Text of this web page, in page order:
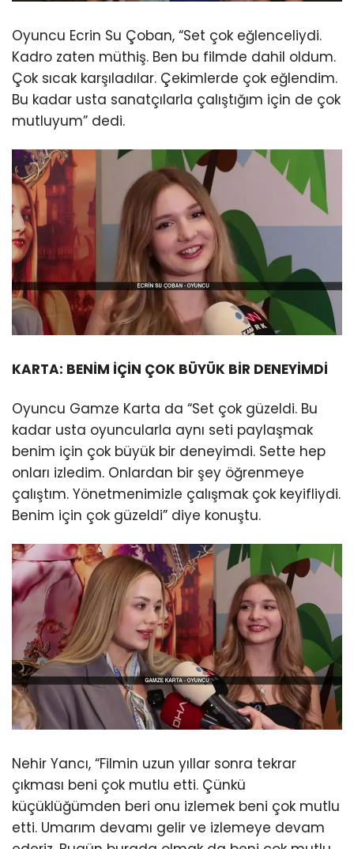
Oyuncu Ecrin Su Çoban, “Set çok eğlenceliydi.
Kadro zaten müthiş. Ben bu filmde dahil oldum.
Çok sıcak karşıladılar. Çekimlerde çok eğlendim.
Bu kadar usta sanatçılarla çalıştığım için de çok
mutluyum” dedi.
KARTA: BENİM İÇİN ÇOK BÜYÜK BİR DENEYİMDİ
Oyuncu Gamze Karta da “Set çok güzeldi. Bu
kadar usta oyuncularla aynı seti paylaşmak
benim için çok büyük bir deneyimdi. Sette hep
onları izledim. Onlardan bir şey öğrenmeye
çalıştım. Yönetmenimizle çalışmak çok keyifliydi.
Benim için çok güzeldi” diye konuştu.
Nehir Yancı, “Filmin uzun yıllar sonra tekrar
çıkması beni çok mutlu etti. Çünkü
küçüklüğümden beri onu izlemek beni çok mutlu
etti. Umarım devamı gelir ve izlemeye devam